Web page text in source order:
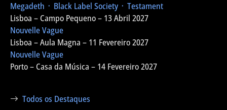
Megadeth ᛫ Black Label Society ᛫ Testament
Lisboa – Campo Pequeno – 13 Abril 2027
Nouvelle Vague
Lisboa – Aula Magna – 11 Fevereiro 2027
Nouvelle Vague
Porto – Casa da Música – 14 Fevereiro 2027
Todos os Destaques